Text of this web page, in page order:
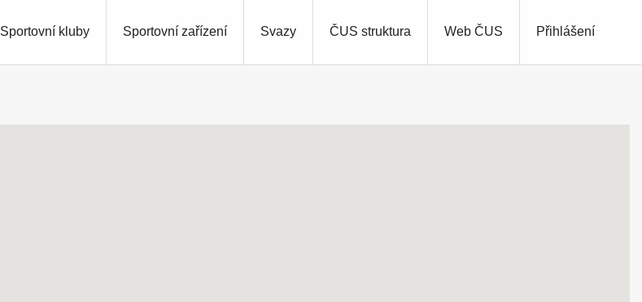
Přihlášení
Sportovní kluby Sportovní zařízení Svazy ČUS struktura Web ČUS